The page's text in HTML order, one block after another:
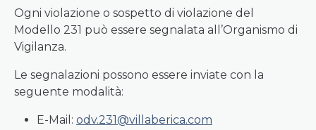
Ogni violazione o sospetto di violazione del
Modello 231 può essere segnalata all’Organismo di
Vigilanza.
Le segnalazioni possono essere inviate con la
seguente modalità:
E-Mail: odv.231@villaberica.com